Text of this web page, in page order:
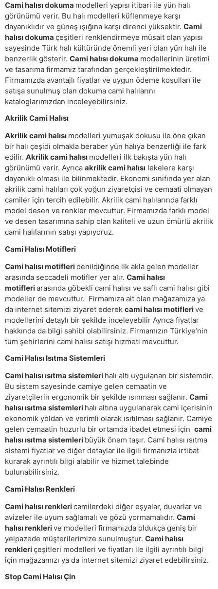
Cami halısı dokuma modelleri yapısı itibari ile yün halı
görünümü verir. Bu halı modelleri küflenmeye karşı
dayanıklıdır ve güneş ışığına karşı direnci yüksektir. Cami
halısı dokuma çeşitleri renklendirmeye müsait olan yapısı
sayesinde Türk halı kültüründe önemli yeri olan yün halı ile
benzerlik gösterir. Cami halısı dokuma modellerinin üretimi
ve tasarıma firmamız tarafından gerçekleştirilmektedir.
Firmamızda avantajlı fiyatlar ve uygun ödeme koşulları ile
satışa sunulmuş olan dokuma cami halılarını
kataloglarımızdan inceleyebilirsiniz.
Akrilik Cami Halısı
Akrilik cami halısı modelleri yumuşak dokusu ile öne çıkan
bir halı çeşidi olmakla beraber yün halıya benzerliği ile fark
edilir. Akrilik cami halısı modelleri ilk bakışta yün halı
görünümü verir. Ayrıca akrilik cami halısı lekelere karşı
dayanıklı olması ile bilinmektedir. Ekonomi sınıfında yer alan
akrilik cami halıları çok yoğun ziyaretçisi ve cemaati olmayan
camiler için tercih edilebilir. Akrilik cami halılarında farklı
model desen ve renkler mevcuttur. Firmamızda farklı model
ve desen tasarımına sahip olan kaliteli ve uzun ömürlü akrilik
cami halılarının satışı yapıyoruz.
Cami Halısı Motifleri
Cami halısı motifleridenildiğinde ilk akla gelen modeller
arasında seccadeli motifler yer alır. Cami halısı
motifleriarasında göbekli cami halısı ve saflı cami halısı gibi
modeller de mevcuttur. Firmamıza ait olan mağazamıza ya
da internet sitemizi ziyaret ederek cami halısı motiflerive
modellerini detaylı bir şekilde inceleyebilir Ayrıca fiyatlar
hakkında da bilgi sahibi olabilirsiniz. Firmamızın Türkiye’nin
tüm şehirlerini cami halısı satışı hizmeti mevcuttur.
Cami Halısı Isıtma Sistemleri
Cami halısı ısıtma sistemleri halı altı uygulanan bir sistemdir.
Bu sistem sayesinde camiye gelen cemaatin ve
ziyaretçilerin ergonomik bir şekilde ısınması sağlanır. Cami
halısı ısıtma sistemleri halı altına uygulanarak cami içerisinin
ekonomik yoldan ve verimli olarak ısıtılması sağlanır. Camiye
gelen cemaatin huzurlu bir ortamda ibadet etmesi için cami
halısı ısıtma sistemleri büyük önem taşır. Cami halısı ısıtma
sistemi fiyatlar ve diğer detaylar ile ilgili firmanızla irtibat
kurarak ayrıntılı bilgi alabilir ve hizmet talebinde
bulunabilirsiniz.
Cami Halısı Renkleri
Cami halısı renklericamilerdeki diğer eşyalar, duvarlar ve
avizeler ile uyum sağlamalı ve gözü yormamalıdır. Cami
halısı renklerive modelleri firmamızda oldukça geniş bir
yelpazede müşterilerimize sunulmuştur. Cami halısı
renkleriçeşitleri modelleri ve fiyatları ile ilgili ayrıntılı bilgi
için mağazamızı ya da internet sitemizi ziyaret edebilirsiniz.
Stop Cami Halısı Çin